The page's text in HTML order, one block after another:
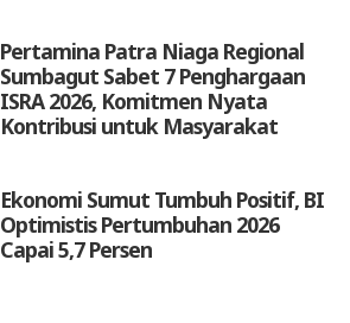
Pertamina Patra Niaga Regional
Sumbagut Sabet 7 Penghargaan
ISRA 2026, Komitmen Nyata
Kontribusi untuk Masyarakat
Ekonomi Sumut Tumbuh Positif, BI
Optimistis Pertumbuhan 2026
Capai 5,7 Persen